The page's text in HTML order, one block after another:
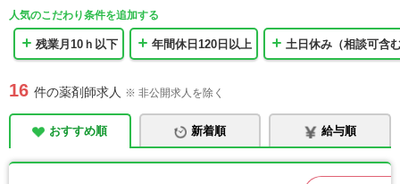
人気のこだわり条件を追加する
残業月10ｈ以下 年間休日120日以上 土日休み（相談可含
16 件の薬剤師求人 ※ 非公開求人を除く
おすすめ順 新着順 給与順